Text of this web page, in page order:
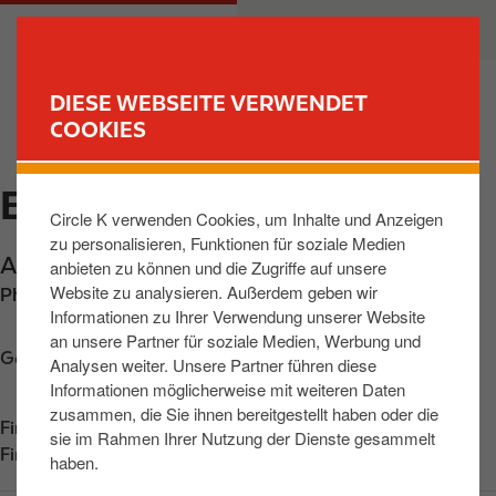
DIESE WEBSEITE VERWENDET
COOKIES
Circle K verwenden Cookies, um Inhalte und Anzeigen
zu personalisieren, Funktionen für soziale Medien
anbieten zu können und die Zugriffe auf unsere
Website zu analysieren. Außerdem geben wir
Informationen zu Ihrer Verwendung unserer Website
an unsere Partner für soziale Medien, Werbung und
Analysen weiter. Unsere Partner führen diese
Informationen möglicherweise mit weiteren Daten
zusammen, die Sie ihnen bereitgestellt haben oder die
sie im Rahmen Ihrer Nutzung der Dienste gesammelt
haben.
u
m
n
h
l
M
v
ENGEN, AACHER STR
Aacher Strasse 18 ,Engen,78234,DE
Phone: +4977339399413
Get directions
Find us on
App Store
Find us on